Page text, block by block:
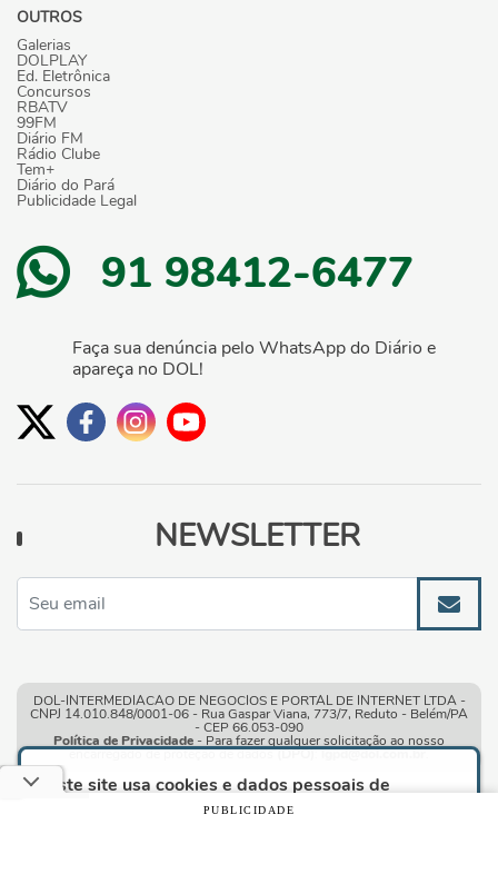
Este site usa cookies e dados pessoais de
acordo com os nossosTermos de Uso e Política
e, ao continuar navegando neste
OUTROS
Galerias
DOLPLAY
Ed. Eletrônica
Concursos
RBATV
99FM
Diário FM
Rádio Clube
Tem+
Diário do Pará
Publicidade Legal
91 98412-6477
Faça sua denúncia pelo WhatsApp do Diário e
apareça no DOL!
NEWSLETTER
DOL-INTERMEDIACAO DE NEGOCIOS E PORTAL DE INTERNET LTDA -
CNPJ 14.010.848/0001-06 - Rua Gaspar Viana, 773/7, Reduto - Belém/PA
- CEP 66.053-090
Política de Privacidade - Para fazer qualquer solicitação ao nosso
encarregado de proteção de dados(DPO):lgpd@dol.com.br.
PUBLICIDADE